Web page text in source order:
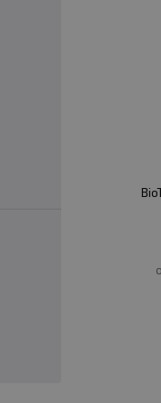
se pohybuje
pomoci udržet
PŘED NEBO PO
argininu před
zatímco jiní ho
před tréninkem
výkonnost a
a fyzicky aktivních
po tréninku může
zotavení